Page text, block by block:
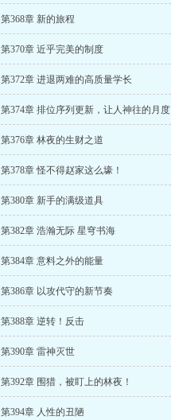
第368章 新的旅程
第370章 近乎完美的制度
第372章 进退两难的高质量学长
第374章 排位序列更新，让人神往的月度
第376章 林夜的生财之道
第378章 怪不得赵家这么壕！
第380章 新手的满级道具
第382章 浩瀚无际 星穹书海
第384章 意料之外的能量
第386章 以攻代守的新节奏
第388章 逆转！反击
第390章 雷神灭世
第392章 围猎，被盯上的林夜！
第394章 人性的丑陋